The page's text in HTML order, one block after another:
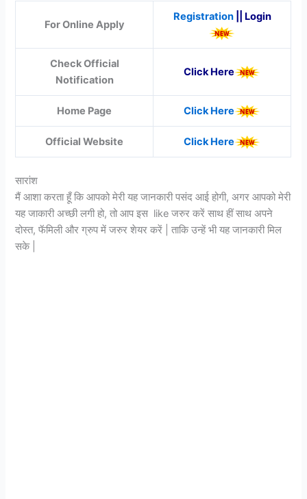
For Online Apply
Registration|| Login
Check Official
Notification
Click Here
Home Page Click Here
Official Website Click Here
सारांश
मैं आशा करता हूँ कि आपको मेरी यह जानकारी पसंद आई होगी, अगर आपको मेरी
यह जाकारी अच्छी लगी हो, तो आप इस like जरुर करें साथ हीं साथ अपने
दोस्त, फॅमिली और ग्रुप में जरुर शेयर करें | ताकि उन्हें भी यह जानकारी मिल
सके |